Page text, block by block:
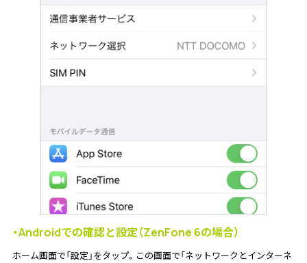
・Androidでの確認と設定（ZenFone 6の場合）
ホーム画面で「設定」をタップ。この画面で「ネットワークとインターネ